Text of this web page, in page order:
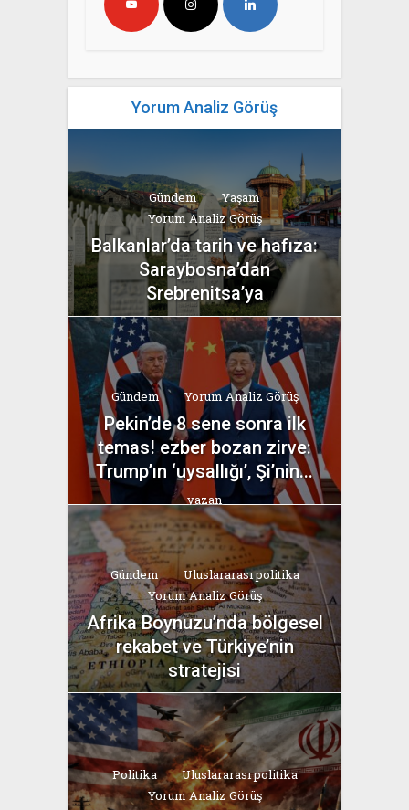
Yorum Analiz Görüş
Gündem
Yaşam
Yorum Analiz Görüş
Balkanlar’da tarih ve hafıza:
Saraybosna’dan
Srebrenitsa’ya
yazan
Bahri Ak
Gündem Yorum Analiz Görüş
Pekin’de 8 sene sonra ilk
temas! ezber bozan zirve:
Trump’ın ‘uysallığı’, Şi’nin...
yazan
Bahri Ak
Gündem
Uluslararası politika
Yorum Analiz Görüş
Afrika Boynuzu’nda bölgesel
rekabet ve Türkiye’nin
stratejisi
yazan
Bahri Ak
Politika
Uluslararası politika
Yorum Analiz Görüş